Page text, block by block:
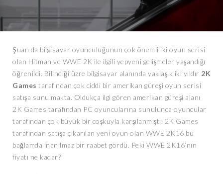
Şuan da bilgisayar oyunculuğunun çok önemli iki oyun serisi
olan Hitman ve WWE 2K ile ilgili yepyeni gelişmeler yaşandığı
öğrenildi. Bilindiği üzre bilgisayar alanında yaklaşık iki yıldır 2K
Games tarafından çok ciddi bir amerikan güreşi oyun serisi
satışa sunulmakta. Oldukça ilgi gören amerikan güreşi alanı
2K Games tarafından PC oyuncularına sunulunca oyuncular
tarafından çok büyük bir coşkuyla karşılanmıştı. 2K Games
tarafından satışa çıkarılan yeni oyun olan WWE 2K16 bu
bağlamda inanılmaz bir raabet gördü. Peki WWE 2K16’nın
fiyatı ne kadar?